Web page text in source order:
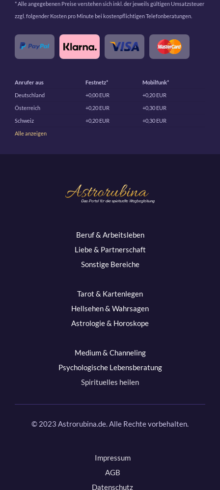
* Alle angegebenen Preise verstehen sich inkl. der jeweils gültigen Umsatzsteuer
zzgl. folgender Kosten pro Minute bei kostenpflichtigen Telefonberatungen.
Anrufer aus Festnetz*
Mobilfunk*
Deutschland
+0,00 EUR
+0,20 EUR
Österreich
+0,20 EUR
+0,30 EUR
Schweiz
+0,20 EUR
+0,30 EUR
Alle anzeigen
Beruf & Arbeitsleben
Liebe & Partnerschaft
Sonstige Bereiche
Tarot & Kartenlegen
Hellsehen & Wahrsagen
Astrologie & Horoskope
Medium & Channeling
Psychologische Lebensberatung
Spirituelles heilen
© 2023 Astrorubina.de. Alle Rechte vorbehalten.
Impressum
AGB
Datenschutz